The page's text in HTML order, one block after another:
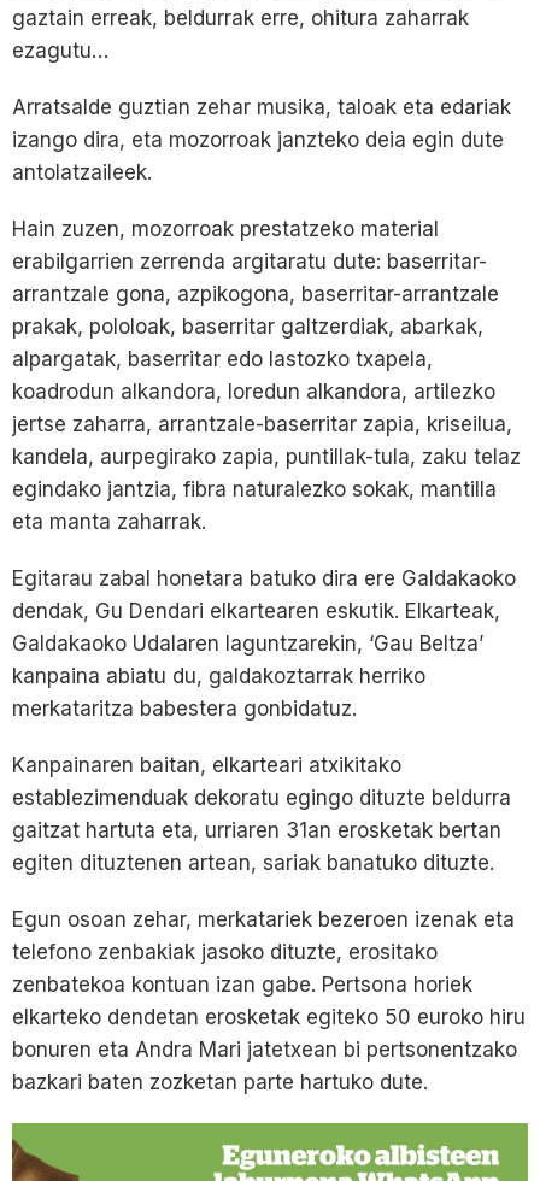
gaztain erreak, beldurrak erre, ohitura zaharrak
ezagutu…
Arratsalde guztian zehar musika, taloak eta edariak
izango dira, eta mozorroak janzteko deia egin dute
antolatzaileek.
Hain zuzen, mozorroak prestatzeko material
erabilgarrien zerrenda argitaratu dute: baserritar-
arrantzale gona, azpikogona, baserritar-arrantzale
prakak, pololoak, baserritar galtzerdiak, abarkak,
alpargatak, baserritar edo lastozko txapela,
koadrodun alkandora, loredun alkandora, artilezko
jertse zaharra, arrantzale-baserritar zapia, kriseilua,
kandela, aurpegirako zapia, puntillak-tula, zaku telaz
egindako jantzia, fibra naturalezko sokak, mantilla
eta manta zaharrak.
Egitarau zabal honetara batuko dira ere Galdakaoko
dendak, Gu Dendari elkartearen eskutik. Elkarteak,
Galdakaoko Udalaren laguntzarekin, ‘Gau Beltza’
kanpaina abiatu du, galdakoztarrak herriko
merkataritza babestera gonbidatuz.
Kanpainaren baitan, elkarteari atxikitako
establezimenduak dekoratu egingo dituzte beldurra
gaitzat hartuta eta, urriaren 31an erosketak bertan
egiten dituztenen artean, sariak banatuko dituzte.
Egun osoan zehar, merkatariek bezeroen izenak eta
telefono zenbakiak jasoko dituzte, erositako
zenbatekoa kontuan izan gabe. Pertsona horiek
elkarteko dendetan erosketak egiteko 50 euroko hiru
bonuren eta Andra Mari jatetxean bi pertsonentzako
bazkari baten zozketan parte hartuko dute.